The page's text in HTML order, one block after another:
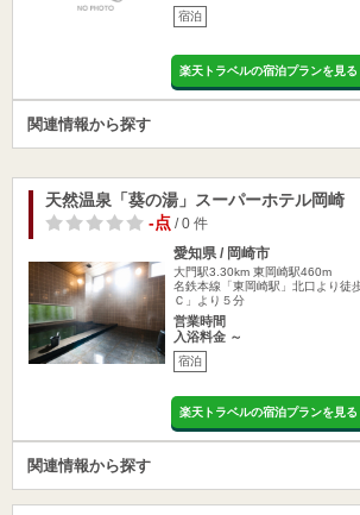
宿泊
楽天トラベルの宿泊プランを見る
関連情報から探す
天然温泉「葵の湯」スーパーホテル岡崎
-点/ 0 件
愛知県 / 岡崎市
大門駅3.30km 東岡崎駅460m
名鉄本線「東岡崎駅」北口より
Ｃ」より５分
営業時間
入浴料金 ～
宿泊
楽天トラベルの宿泊プランを見る
関連情報から探す